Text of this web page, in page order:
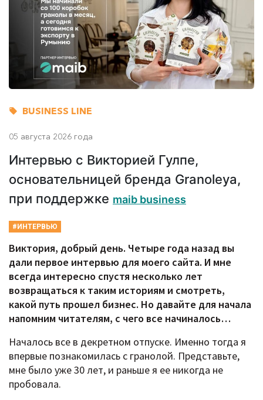
BUSINESS LINE
05 августа 2026 года
Интервью с Викторией Гулпе,
основательницей бренда Granoleya,
при поддержке maib business
#ИНТЕРВЬЮ
Виктория, добрый день. Четыре года назад вы
дали первое интервью для моего сайта. И мне
всегда интересно спустя несколько лет
возвращаться к таким историям и смотреть,
какой путь прошел бизнес. Но давайте для начала
напомним читателям, с чего все начиналось…
Началось все в декретном отпуске. Именно тогда я
впервые познакомилась с гранолой. Представьте,
мне было уже 30 лет, и раньше я ее никогда не
пробовала.